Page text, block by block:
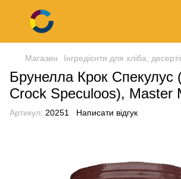
Магазин Інгредієнти для хліба,
Брунелла Крок Спекулус
Crock Speculoos), Master
Артикул: 20251 Написати відгук